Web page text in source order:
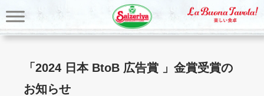
容
を
「2024 日本 BtoB 広告賞 」金賞受賞の
お知らせ